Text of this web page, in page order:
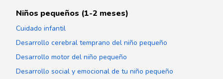
Niños pequeños (1-2 meses)
Cuidado infantil
Desarrollo cerebral temprano del niño pequeño
Desarrollo motor del niño pequeño
Desarrollo social y emocional de tu niño pequeño